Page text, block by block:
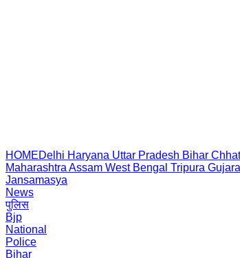
HOMEDelhi Haryana Uttar Pradesh Bihar
Maharashtra Assam West Bengal Tripura
Jansamasya
News
पुलिस
Bjp
National
Police
Bihar